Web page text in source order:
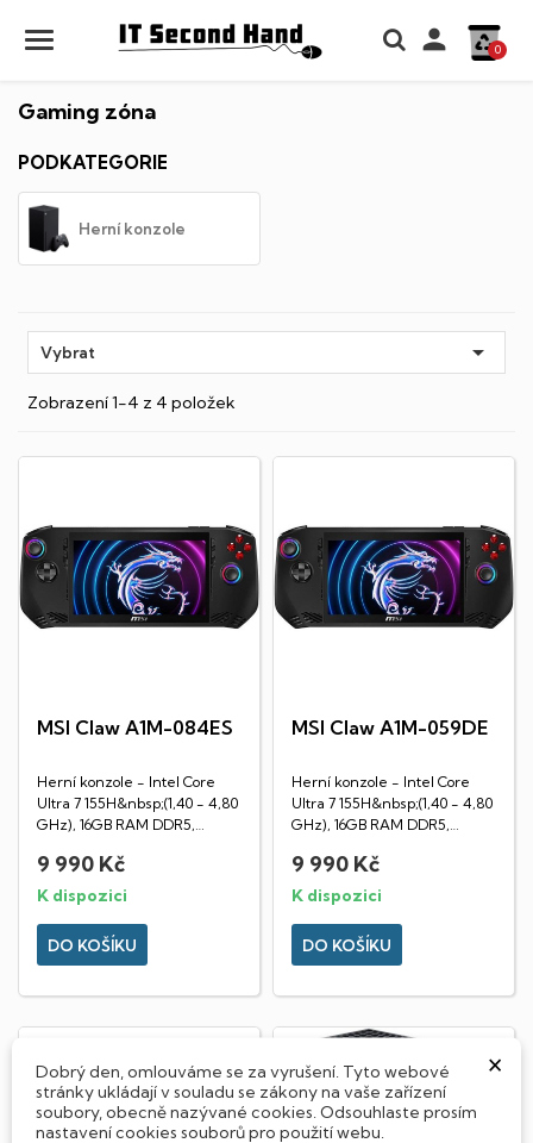
 0
Gaming zóna
PODKATEGORIE
Herní konzole
Vybrat 
Zobrazení 1-4 z 4 položek
MSI Claw A1M-084ES
Herní konzole - Intel Core
Ultra 7 155H&nbsp;(1,40 - 4,80
GHz), 16GB RAM DDR5,
9 990 Kč
K dispozici
DO KOŠÍKU
MSI Claw A1M-059DE
Herní konzole - Intel Core
Ultra 7 155H&nbsp;(1,40 - 4,80
GHz), 16GB RAM DDR5,
9 990 Kč
K dispozici
DO KOŠÍKU
×
Dobrý den, omlouváme se za vyrušení. Tyto webové
stránky ukládají v souladu se zákony na vaše zařízení
soubory, obecně nazývané cookies. Odsouhlaste prosím
nastavení cookies souborů pro použití webu.